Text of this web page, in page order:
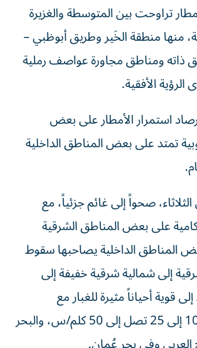
تراوحت بين المتوسطة والغزيرة
منها منطقة الخَير وطريق أبوظبي –
ذاته ومناطق مجاورة عواصف رملية
الأفقية.
استمرار الأمطار على بعض
تمتد على بعض المناطق الداخلية
صحواً إلى غائم جزئياً، مع
على بعض المناطق الشرقية
المناطق الداخلية يصاحبها سقوط
إلى شمالية شرقية خفيفة إلى
قوية أحياناً مثيرة للغبار مع
السحب، وسرعتها من 10 إلى 25 تصل إلى 50 كلم/س، والبحر